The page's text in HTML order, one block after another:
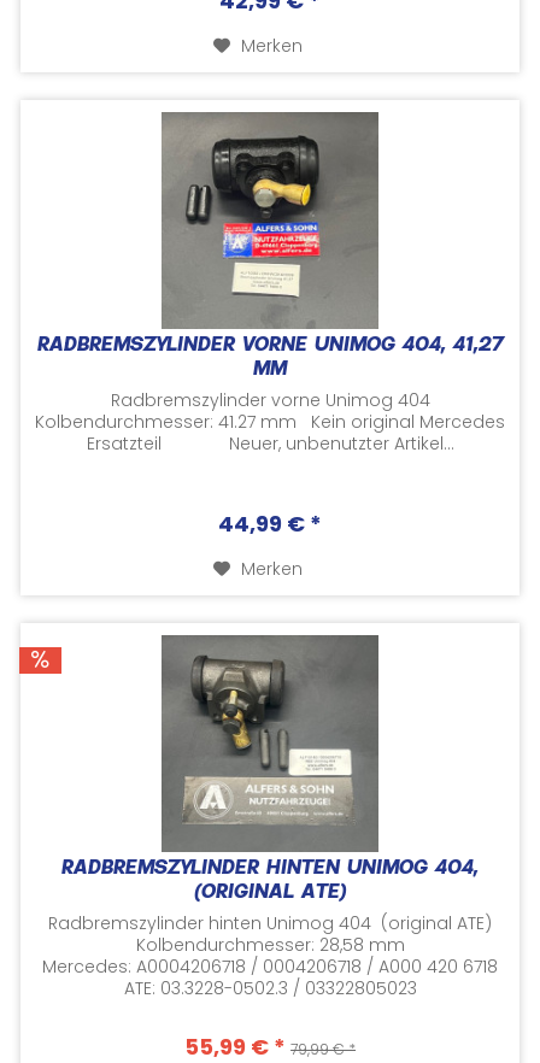
Merken
RADBREMSZYLINDER VORNE UNIMOG 404, 41,27
MM
Radbremszylinder vorne Unimog 404
Kolbendurchmesser: 41.27 mm Kein original Mercedes
Ersatzteil Neuer, unbenutzter Artikel...
44,99 € *
Merken
RADBREMSZYLINDER HINTEN UNIMOG 404,
(ORIGINAL ATE)
Radbremszylinder hinten Unimog 404 (original ATE)
Kolbendurchmesser: 28,58 mm
Mercedes: A0004206718 / 0004206718 / A000 420 6718
ATE: 03.3228-0502.3 / 03322805023
55,99 € * 79,99 € *